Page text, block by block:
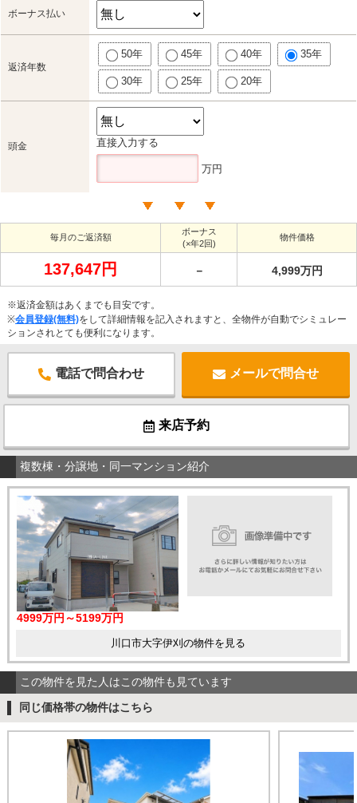
ボーナス払い
返済年数
50年 45年 40年 35年
30年 25年 20年
頭金 直接入力する
万円
毎月のご返済額
ボーナス
(×年2回)
物件価格
137,647円 － 4,999万円
※返済金額はあくまでも目安です。
※会員登録(無料)をして詳細情報を記入されますと、全物件が自動でシミュレー
ションされとても便利になります。
電話で問合わせ メールで問合せ
来店予約
複数棟・分譲地・同一マンション紹介
4999万円～5199万円
川口市大字伊刈の物件を見る
この物件を見た人はこの物件も見ています
同じ価格帯の物件はこちら